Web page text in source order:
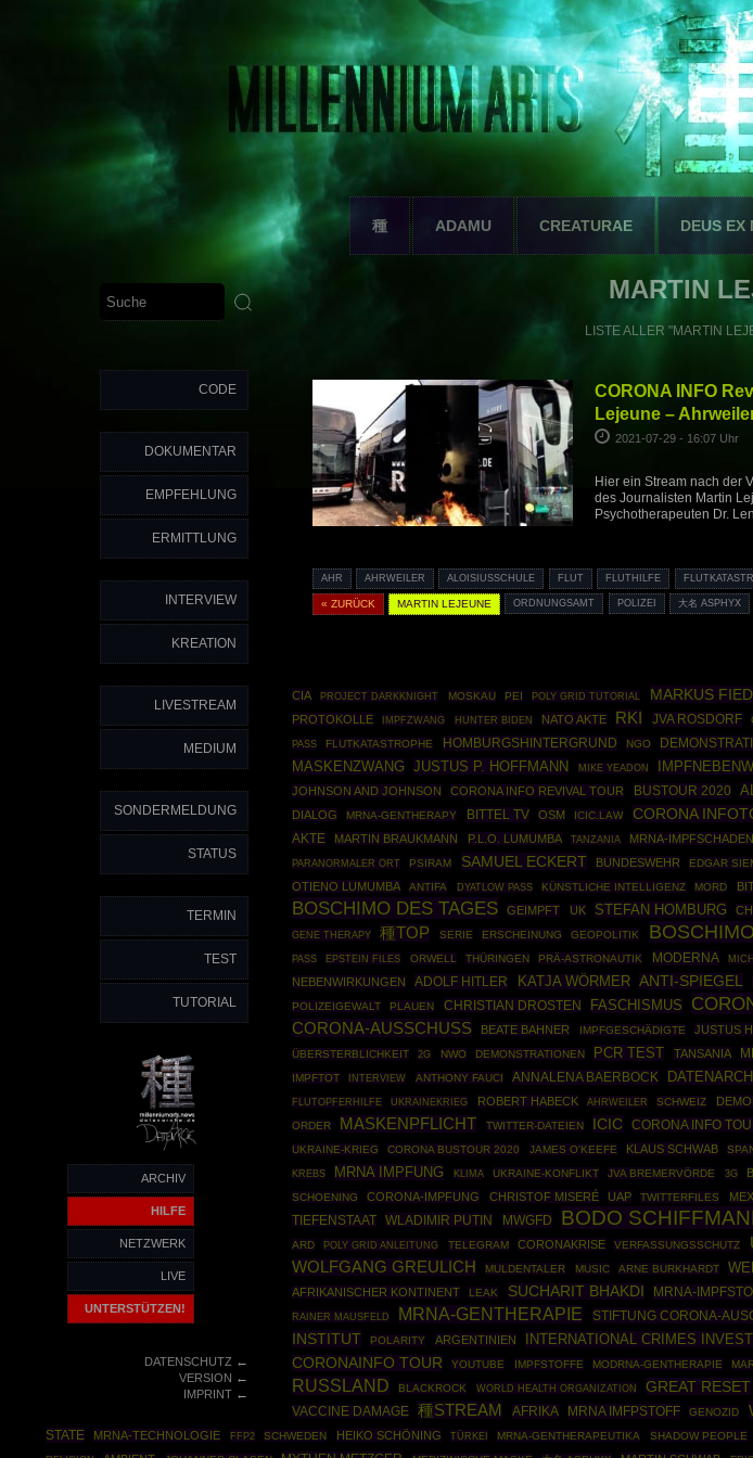
種 ADAMU CREATURAE DEUS EX
CODE
DOKUMENTAR
EMPFEHLUNG
ERMITTLUNG
INTERVIEW
KREATION
LIVESTREAM
MEDIUM
SONDERMELDUNG
STATUS
TERMIN
TEST
TUTORIAL
ARCHIV
HILFE
NETZWERK
LIVE
UNTERSTÜTZEN!
DATENSCHUTZ←
VERSION ←
IMPRINT←
MARTIN
LISTE ALLER "MARTIN
CORONA INFO
Lejeune –
2021-07-29 - 16:07 Uhr
Hier ein Stream nach der
des Journalisten Martin
Psychotherapeuten Dr.
AHR AHRWEILER ALOISIUSSCHULE FLUT FLUTHILFE
« ZURÜCK MARTIN LEJEUNE ORDNUNGSAMT POLIZEI 大名 ASPHYX
CIA PROJECT DARKKNIGHT MOSKAU PEI POLY GRID TUTORIAL MARKUS
PROTOKOLLE
IMPFZWANG HUNTER BIDEN NATO AKTE RKI JVA ROSDORF
PASS FLUTKATASTROPHE HOMBURGSHINTERGRUND NGO
MASKENZWANG JUSTUS P. HOFFMANN MIKE YEADON
JOHNSON AND JOHNSON CORONA INFO REVIVAL TOUR BUSTOUR 2020
DIALOG
MRNA-GENTHERAPY BITTEL TV OSM ICIC.LAW CORONA
AKTE
MARTIN BRAUKMANN P.L.O. LUMUMBA TANZANIA MRNA-IMPFSCHADEN
PARANORMALER ORT PSIRAM SAMUEL ECKERT BUNDESWEHR EDGAR
OTIENO LUMUMBA
ANTIFA DYATLOW PASS KÜNSTLICHE INTELLIGENZ MORD
BOSCHIMO DES TAGES GEIMPFT UK STEFAN HOMBURG
GENE THERAPY
種TOP SERIE ERSCHEINUNG GEOPOLITIK BOSCHIMO
PASS EPSTEIN FILES ORWELL THÜRINGEN PRÄ-ASTRONAUTIK MODERNA
NEBENWIRKUNGEN
ADOLF HITLER KATJA WÖRMER ANTI-SPIEGEL
POLIZEIGEWALT PLAUEN CHRISTIAN DROSTEN FASCHISMUS
CORONA-AUSSCHUSS
BEATE BAHNER IMPFGESCHÄDIGTE JUSTUS
ÜBERSTERBLICHKEIT 2G NWO DEMONSTRATIONEN PCR TEST TANSANIA
IMPFTOT
INTERVIEW ANTHONY FAUCI ANNALENA BAERBOCK
FLUTOPFERHILFE UKRAINEKRIEG ROBERT HABECK AHRWEILER SCHWEIZ
ORDER
MASKENPFLICHT TWITTER-DATEIEN ICIC CORONA INFO
UKRAINE-KRIEG CORONA BUSTOUR 2020 JAMES O'KEEFE KLAUS SCHWAB
KREBS MRNA IMPFUNG KLIMA UKRAINE-KONFLIKT JVA BREMERVÖRDE 3G
SCHOENING
CORONA-IMPFUNG CHRISTOF MISERÉ UAP TWITTERFILES
TIEFENSTAAT WLADIMIR PUTIN MWGFD BODO
ARD
POLY GRID ANLEITUNG TELEGRAM CORONAKRISE VERFASSUNGSSCHUTZ
WOLFGANG GREULICH MULDENTALER MUSIC ARNE BURKHARDT
AFRIKANISCHER KONTINENT LEAK SUCHARIT BHAKDI MRNA-
RAINER MAUSFELD MRNA-GENTHERAPIE STIFTUNG CORONA-
INSTITUT
POLARITY ARGENTINIEN INTERNATIONAL CRIMES
CORONAINFO TOUR YOUTUBE IMPFSTOFFE MODRNA-GENTHERAPIE
RUSSLAND BLACKROCK WORLD HEALTH ORGANIZATION GREAT RESET
VACCINE DAMAGE
種STREAM AFRIKA MRNA IMFPSTOFF GENOZID
STATE
MRNA-TECHNOLOGIE FFP2 SCHWEDEN HEIKO SCHÖNING TÜRKEI MRNA-GENTHERAPEUTIKA SHADOW PEOPLE